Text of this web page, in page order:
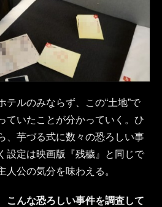
テルのみならず、この“土地”で
ていたことが分かっていく。ひ
、芋づる式に数々の恐ろしい事
設定は映画版『残穢』と同じで
人公の気分を味わえる。
こんな恐ろしい事件を調査して